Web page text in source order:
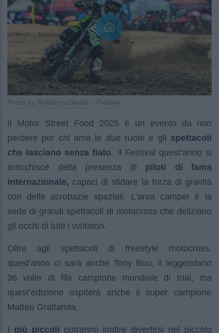
Photo by RojobronoStudio – Pixabay
Il Motor Street Food 2025 è un evento da non
perdere per chi ama le due ruote e gli spettacoli
che lasciano senza fiato. Il Festival quest’anno si
arricchisce della presenza di piloti di fama
internazionale, capaci di sfidare la forza di gravità
con delle acrobazie spaziali. L’area camper è la
sede di grandi spettacoli di motocross che deliziano
gli occhi di tutti i visitatori.
Oltre agli spettacoli di freestyle motocross,
quest’anno ci sarà anche Tony Bou, il leggendario
36 volte di fila campione mondiale di trial, ma
quest’edizione ospiterà anche il super campione
Matteo Grattarola.
I più piccoli potranno inoltre divertirsi nel piccolo